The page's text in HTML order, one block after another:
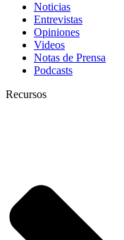
Noticias
Entrevistas
Opiniones
Videos
Notas de Prensa
Podcasts
Recursos